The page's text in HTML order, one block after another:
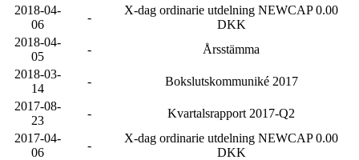
2018-04-
06
-
X-dag ordinarie utdelning NEWCAP 0.00
DKK
2018-04-
05
-
Årsstämma
2018-03-
14
-
Bokslutskommuniké 2017
2017-08-
23
-
Kvartalsrapport 2017-Q2
2017-04-
06
-
X-dag ordinarie utdelning NEWCAP 0.00
DKK